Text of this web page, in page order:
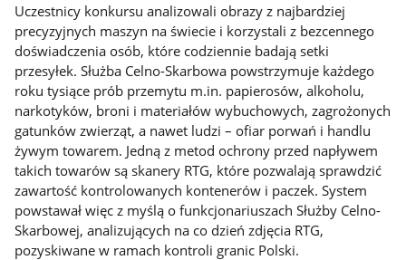
Uczestnicy konkursu analizowali obrazy z najbardziej
precyzyjnych maszyn na świecie i korzystali z bezcennego
doświadczenia osób, które codziennie badają setki
przesyłek. Służba Celno-Skarbowa powstrzymuje każdego
roku tysiące prób przemytu m.in. papierosów, alkoholu,
narkotyków, broni i materiałów wybuchowych, zagrożonych
gatunków zwierząt, a nawet ludzi – ofiar porwań i handlu
żywym towarem. Jedną z metod ochrony przed napływem
takich towarów są skanery RTG, które pozwalają sprawdzić
zawartość kontrolowanych kontenerów i paczek. System
powstawał więc z myślą o funkcjonariuszach Służby Celno-
Skarbowej, analizujących na co dzień zdjęcia RTG,
pozyskiwane w ramach kontroli granic Polski.